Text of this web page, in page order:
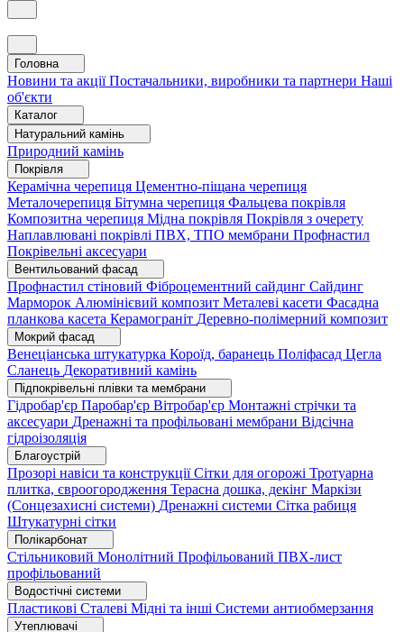
Головна
Новини та акціїПостачальники, виробники та партнери Наші
об'єкти
Каталог
Натуральний камінь
Природний камінь
Покрівля
Керамічна черепиця Цементно-піщана черепиця
Металочерепиця Бітумна черепиця Фальцева покрівля
Композитна черепиця Мідна покрівля Покрівля з очерету
Наплавлювані покрівлі ПВХ, ТПО мембрани Профнастил
Покрівельні аксесуари
Вентильований фасад
Профнастил стіновий Фіброцементний сайдинг Сайдинг
Марморок Алюмінієвий композит Металеві касети Фасадна
планкова касета Керамограніт Деревно-полімерний композит
Мокрий фасад
Венеціанська штукатурка Короїд, баранець Поліфасад Цегла
Сланець Декоративний камінь
Підпокрівельні плівки та мембрани
Гідробар'єр Паробар'єр Вітробар'єр Монтажні стрічки та
аксесуари Дренажні та профільовані мембрани Відсічна
гідроізоляція
Благоустрій
Прозорі навіси та конструкціїСітки для огорожі Тротуарна
плитка, євроогородження Терасна дошка, декінг Маркізи
(Сонцезахисні системи) Дренажні системи Сітка рабиця
Штукатурні сітки
Полікарбонат
Стільниковий Монолітний Профільований ПВХ-лист
профільований
Водостічні системи
Пластикові Сталеві Мідні та інші Системи антиобмерзання
Утеплювачі